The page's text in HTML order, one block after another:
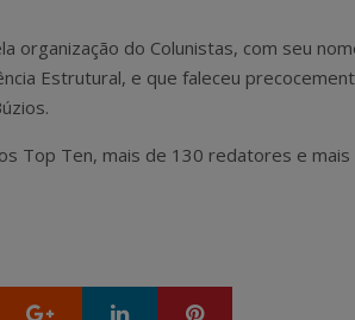
organização do Colunistas, com seu
Estrutural, e que faleceu
Top Ten, mais de 130 redatores e
Google+ LinkedIn